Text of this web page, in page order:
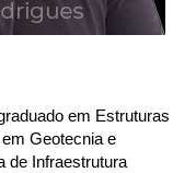
em Estruturas
Geotecnia e
de Infraestrutura